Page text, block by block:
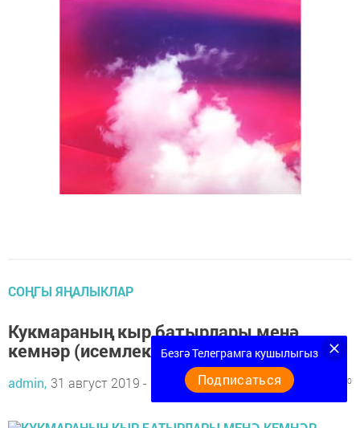
СОҢГЫ ЯҢАЛЫКЛАР
Кукмараның кыр батырлары менә
кемнәр (исемлек)
admin, 31 август 2019 - 10:59 1491 0
Безгә Телеграмга кушылыгыз
Подписаться